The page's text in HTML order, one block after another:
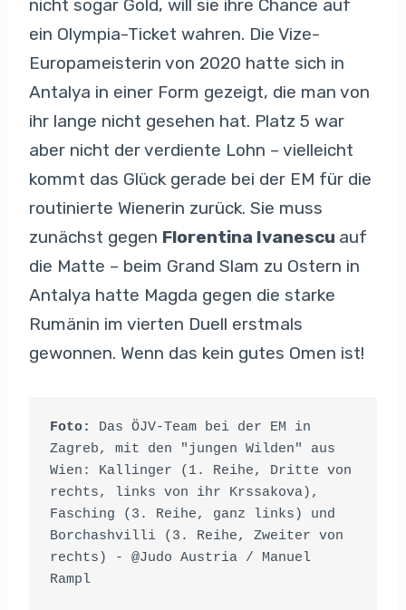
nicht sogar Gold, will sie ihre Chance auf
ein Olympia-Ticket wahren. Die Vize-
Europameisterin von 2020 hatte sich in
Antalya in einer Form gezeigt, die man von
ihr lange nicht gesehen hat. Platz 5 war
aber nicht der verdiente Lohn – vielleicht
kommt das Glück gerade bei der EM für die
routinierte Wienerin zurück. Sie muss
zunächst gegen Florentina Ivanescu auf
die Matte – beim Grand Slam zu Ostern in
Antalya hatte Magda gegen die starke
Rumänin im vierten Duell erstmals
gewonnen. Wenn das kein gutes Omen ist!
Foto:
Das ÖJV-Team bei der EM in
Zagreb, mit den "jungen Wilden" aus
Wien: Kallinger (1. Reihe, Dritte von
rechts, links von ihr Krssakova),
Fasching (3. Reihe, ganz links) und
Borchashvilli (3. Reihe, Zweiter von
rechts) - @Judo Austria / Manuel
Rampl